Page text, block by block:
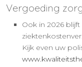
Vergoeding
Ook in 2026
Kijk even uw